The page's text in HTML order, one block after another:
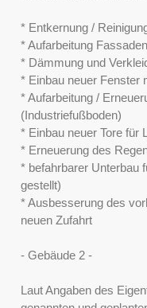
* Entkernung /
* Aufarbeitung
* Dämmung und
* Einbau neuer Fenster
* Aufarbeitung /
(Industriefußboden)
* Einbau neuer Tore für
* Erneuerung des
* befahrbarer Unterbau
gestellt)
* Ausbesserung des
neuen Zufahrt
- Gebäude 2 -
Laut Angaben des